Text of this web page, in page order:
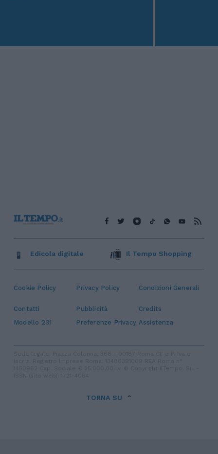
Cookie Policy Privacy Policy Condizioni Generali
Contatti Pubblicità
Credits
Modello 231
Preferenze Privacy Assistenza
Edicola digitale Il Tempo Shopping
TORNA SU